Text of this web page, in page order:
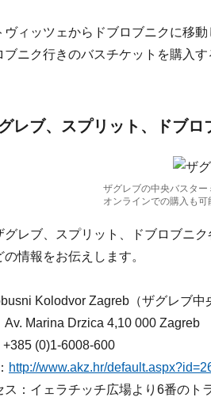
ヴィッツェからドブロブニクに移
ブニク行きのバスチケットを購入す
レブ、スプリット、ドブ
ザグレブの中央バスター
オンラインでの購入も可
グレブ、スプリット、ドブロブニ
の情報をお伝えします。
Kolodvor Zagreb（ザグレブ中
Av. Marina Drzica 4,10 000 Zagreb
(0)1-6008-600
http://www.akz.hr/
ス：イェラチッチ広場より6番のト